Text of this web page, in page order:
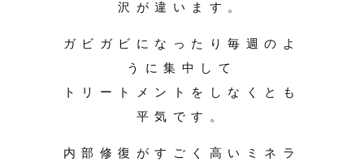
沢が違います。
ガビガビになったり毎週のよ
うに集中して
トリートメントをしなくとも
平気です。
内部修復がすごく高いミネラ